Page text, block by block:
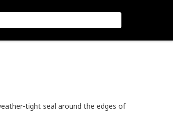
tight seal around the edges of